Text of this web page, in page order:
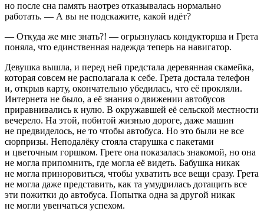
но после сна память наотрез отказывалась нормально
работать. — А вы не подскажите, какой идёт?
— Откуда же мне знать?! — огрызнулась кондукторша и Грета
поняла, что единственная надежда теперь на навигатор.
Девушка вышла, и перед ней предстала деревянная скамейка,
которая совсем не располагала к себе. Грета достала телефон
и, открыв карту, окончательно убедилась, что её прокляли.
Интернета не было, а её знания о движении автобусов
приравнивались к нулю. В окружавшей её сельской местности
вечерело. На этой, побитой жизнью дороге, даже машин
не предвиделось, не то чтобы автобуса. Но это были не все
сюрпризы. Неподалёку стояла старушка с пакетами
и цветочным горшком. Грете она показалась знакомой, но она
не могла припомнить, где могла её видеть. Бабушка никак
не могла приноровиться, чтобы ухватить все вещи сразу. Грета
не могла даже представить, как та умудрилась дотащить все
эти пожитки до автобуса. Попытка одна за другой никак
не могли увенчаться успехом.